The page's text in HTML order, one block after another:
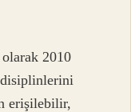
2010
disiplinlerini
erişilebilir,